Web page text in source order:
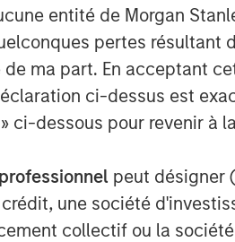
entité de Morgan
pertes résultant
de ma part. En acceptant
ci-dessus est
ci-dessous pour revenir à
peut désigner
une société
collectif ou la
company of the BAST
deal.
Goal: Capital Markets
in the medium term. “We
with significant
of all four parties to the